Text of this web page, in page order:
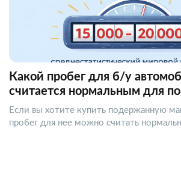
Какой пробег для б/у
считается нормальным для
Если вы хотите купить подержанную
пробег для нее можно считать